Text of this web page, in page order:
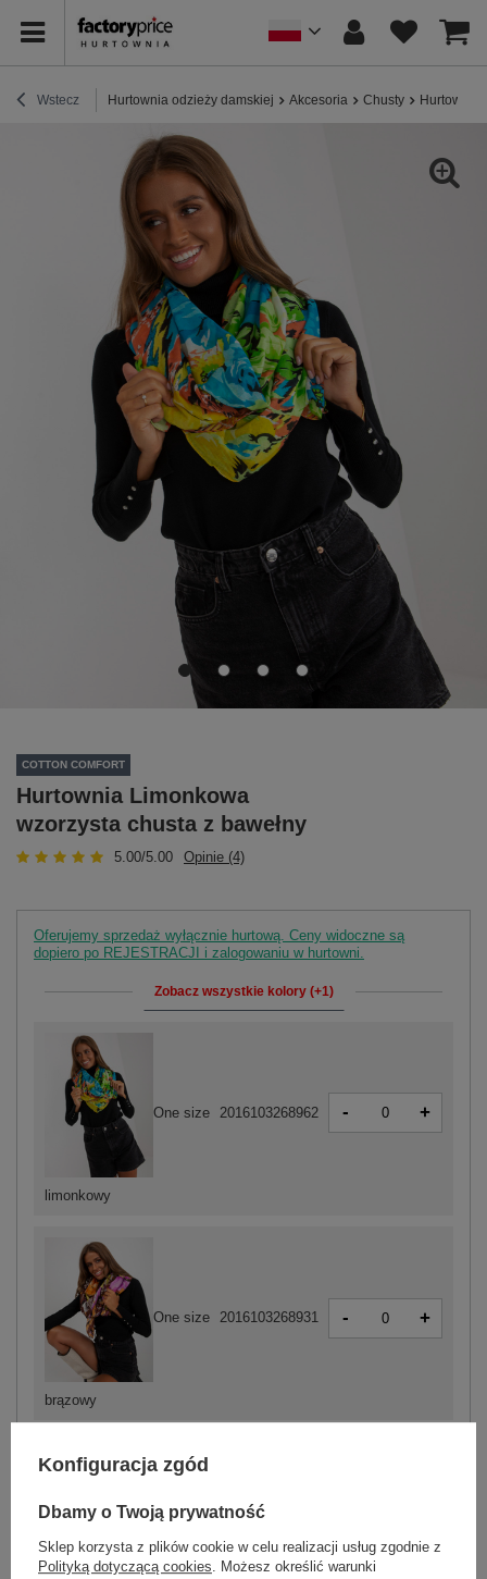
Wstecz Hurtownia odzieży damskiej Akcesoria Chusty Hurtownia
COTTON COMFORT
Hurtownia Limonkowa
wzorzysta chusta z bawełny
5.00/5.00 Opinie (4)
Oferujemy sprzedaż wyłącznie hurtową. Ceny widoczne są
dopiero po REJESTRACJI i zalogowaniu w hurtowni.
Zobacz wszystkie kolory (+1)
brązowy
One size 2016103268931 - +
One size 2016103268955
limonkowy
One size 2016103268962 - +
Konfiguracja zgód
Dbamy o Twoją prywatność
Sklep korzysta z plików cookie w celu realizacji usług zgodnie z
Polityką dotyczącą cookies . Możesz określić warunki